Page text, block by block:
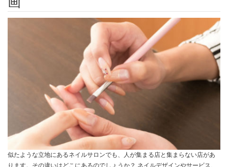
似たような立地にあるネイルサロンでも、人が集まる店と集まらない店があ
ります。その違いはどこにあるのでしょうか？ ネイルデザインやサービス、